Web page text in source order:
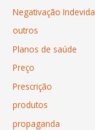
Negativação Indevida
outros
Planos de saúde
Preço
Prescrição
produtos
propaganda